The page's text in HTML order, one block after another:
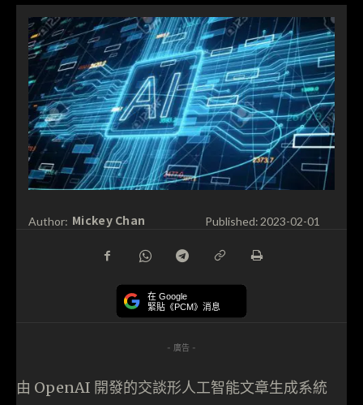
Author: Mickey Chan Published: 2023-02-01
在 Google
緊貼《PCM》消息
- 廣告 -
由 OpenAI 開發的交談形人工智能文章生成系統